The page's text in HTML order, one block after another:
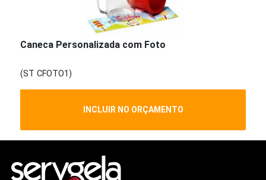
Caneca Personalizada com Foto
(ST CFOTO1)
INCLUIR NO ORÇAMENTO